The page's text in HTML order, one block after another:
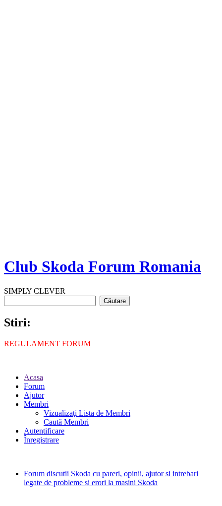
Club Skoda Forum Romania
SIMPLY CLEVER
Stiri:
REGULAMENT FORUM
Acasa
Forum
Ajutor
Membri
Vizualizaţi Lista de Membri
Caută Membri
Autentificare
Înregistrare
Forum discutii Skoda cu pareri, opinii, ajutor si intrebari
legate de probleme si erori la masini Skoda